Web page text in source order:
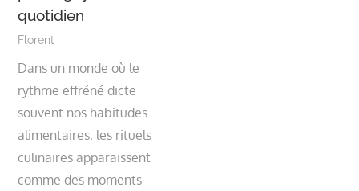
quotidien
Florent
Dans un monde où le
rythme effréné dicte
souvent nos habitudes
alimentaires, les rituels
culinaires apparaissent
comme des moments